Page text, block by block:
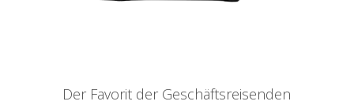
Der Favorit der Geschäftsreisenden